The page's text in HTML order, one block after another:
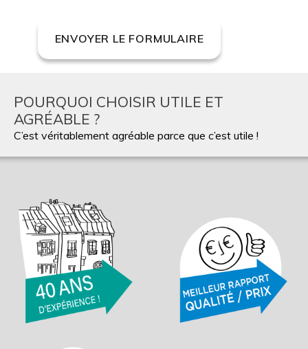
POURQUOI CHOISIR UTILE ET
AGRÉABLE ?
C’est véritablement agréable parce que c’est utile !